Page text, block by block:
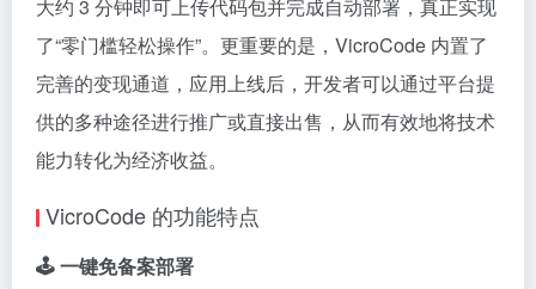
大约 3 分钟即可上传代码包并完成自动部署，真正实现
了“零门槛轻松操作”。更重要的是，VicroCode 内置了
完善的变现通道，应用上线后，开发者可以通过平台提
供的多种途径进行推广或直接出售，从而有效地将技术
能力转化为经济收益。
VicroCode 的功能特点
🕹 一键免备案部署